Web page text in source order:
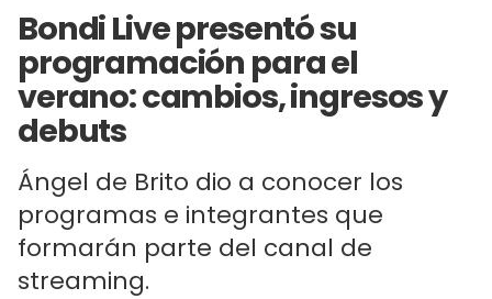
Bondi Live presentó su
programación para el
verano: cambios, ingresos y
debuts
Ángel de Brito dio a conocer los
programas e integrantes que
formarán parte del canal de
streaming.